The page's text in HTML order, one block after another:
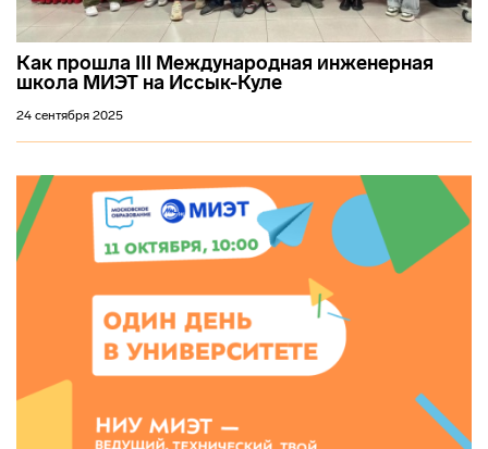
Как прошла III Международная инженерная
школа МИЭТ на Иссык-Куле
24 сентября 2025